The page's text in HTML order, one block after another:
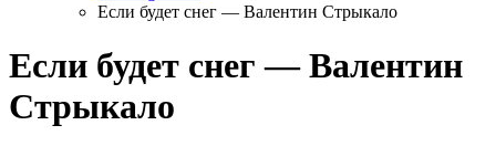
Если будет снег — Валентин Стрыкало
Если будет снег — Валентин
Стрыкало